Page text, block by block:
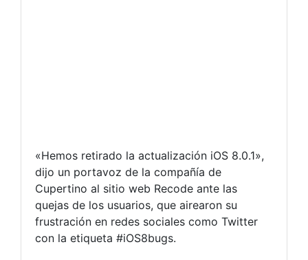
«Hemos retirado la actualización iOS 8.0.1»,
dijo un portavoz de la compañía de
Cupertino al sitio web Recode ante las
quejas de los usuarios, que airearon su
frustración en redes sociales como Twitter
con la etiqueta #iOS8bugs.